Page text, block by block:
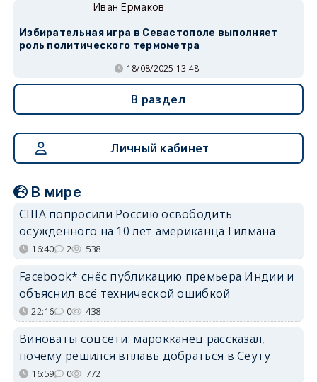
Иван Ермаков
Избирательная игра в Севастополе выполняет
роль политического термометра
18/08/2025 13:48
В раздел
Личный кабинет
В мире
США попросили Россию освободить
осуждённого на 10 лет американца Гилмана
16:40 2 538
Facebook* снёс публикацию премьера Индии и
объяснил всё технической ошибкой
22:16 0 438
Виноваты соцсети: марокканец рассказал,
почему решился вплавь добраться в Сеуту
16:59 0 772